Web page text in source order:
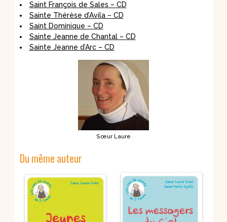
Saint François de Sales – CD
Sainte Thérèse d’Avila – CD
Saint Dominique – CD
Sainte Jeanne de Chantal – CD
Sainte Jeanne d’Arc – CD
Sœur Laure
Du même auteur